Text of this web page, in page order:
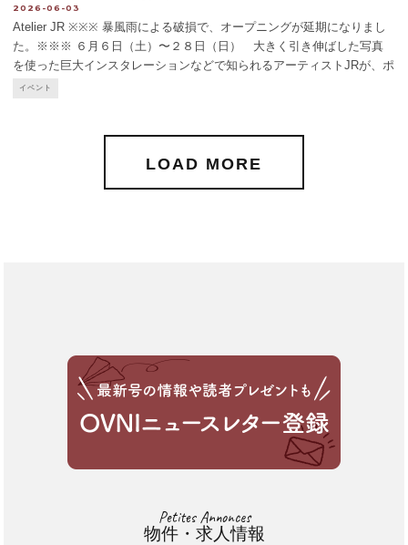
2026-06-03
Atelier JR ※※※ 暴風雨による破損で、オープニングが延期になりまし
た。※※※ ６月６日（土）〜２８日（日） 大きく引き伸ばした写真
を使った巨大インスタレーションなどで知られるアーティストJRが、ポ
ンヌフ橋を巨大な洞窟に。2023年、オペラ・ガルニエのファサードを洞
イベント
LOAD MORE
Petites Annonces
物件・求人情報